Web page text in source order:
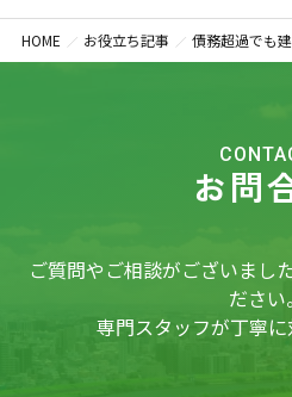
HOME お役立ち記事
お問
ご質問やご相談がございまし
ださい。
専門スタッフが丁寧に